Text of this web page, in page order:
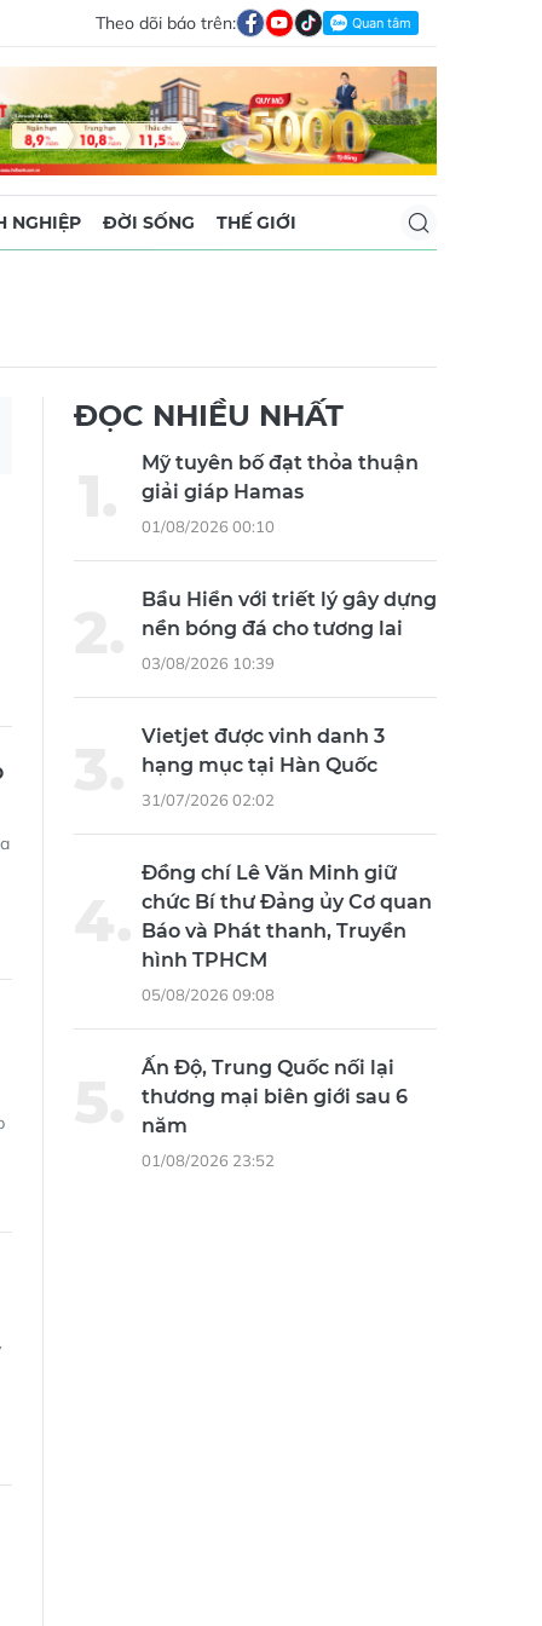
Theo dõi báo trên:
NGHIỆP ĐỜI SỐNG THẾ GIỚI
ĐỌC NHIỀU NHẤT
Mỹ tuyên bố đạt thỏa thuận
giải giáp Hamas
01/08/2026 00:10
Bầu Hiển với triết lý gây dựng
nền bóng đá cho tương lai
03/08/2026 10:39
Vietjet được vinh danh 3
hạng mục tại Hàn Quốc
31/07/2026 02:02
Đồng chí Lê Văn Minh giữ
chức Bí thư Đảng ủy Cơ quan
Báo và Phát thanh, Truyền
hình TPHCM
05/08/2026 09:08
Ấn Độ, Trung Quốc nối lại
thương mại biên giới sau 6
năm
01/08/2026 23:52